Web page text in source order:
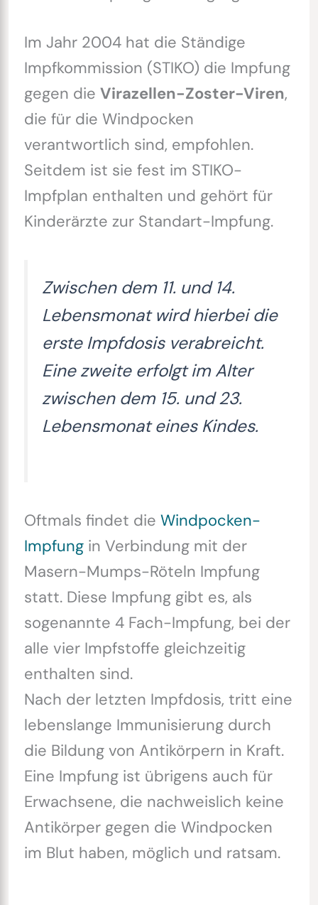
Im Jahr 2004 hat die Ständige
Impfkommission (STIKO) die Impfung
gegen die Virazellen-Zoster-Viren,
die für die Windpocken
verantwortlich sind, empfohlen.
Seitdem ist sie fest im STIKO-
Impfplan enthalten und gehört für
Kinderärzte zur Standart-Impfung.
Zwischen dem 11. und 14.
Lebensmonat wird hierbei die
erste Impfdosis verabreicht.
Eine zweite erfolgt im Alter
zwischen dem 15. und 23.
Lebensmonat eines Kindes.
Oftmals findet die Windpocken-
Impfungin Verbindung mit der
Masern-Mumps-Röteln Impfung
statt. Diese Impfung gibt es, als
sogenannte 4 Fach-Impfung, bei der
alle vier Impfstoffe gleichzeitig
enthalten sind.
Nach der letzten Impfdosis, tritt eine
lebenslange Immunisierung durch
die Bildung von Antikörpern in Kraft.
Eine Impfung ist übrigens auch für
Erwachsene, die nachweislich keine
Antikörper gegen die Windpocken
im Blut haben, möglich und ratsam.